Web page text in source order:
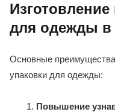
Изготовление
для одежды в
Основные
упаковки для одежды:
Повышение